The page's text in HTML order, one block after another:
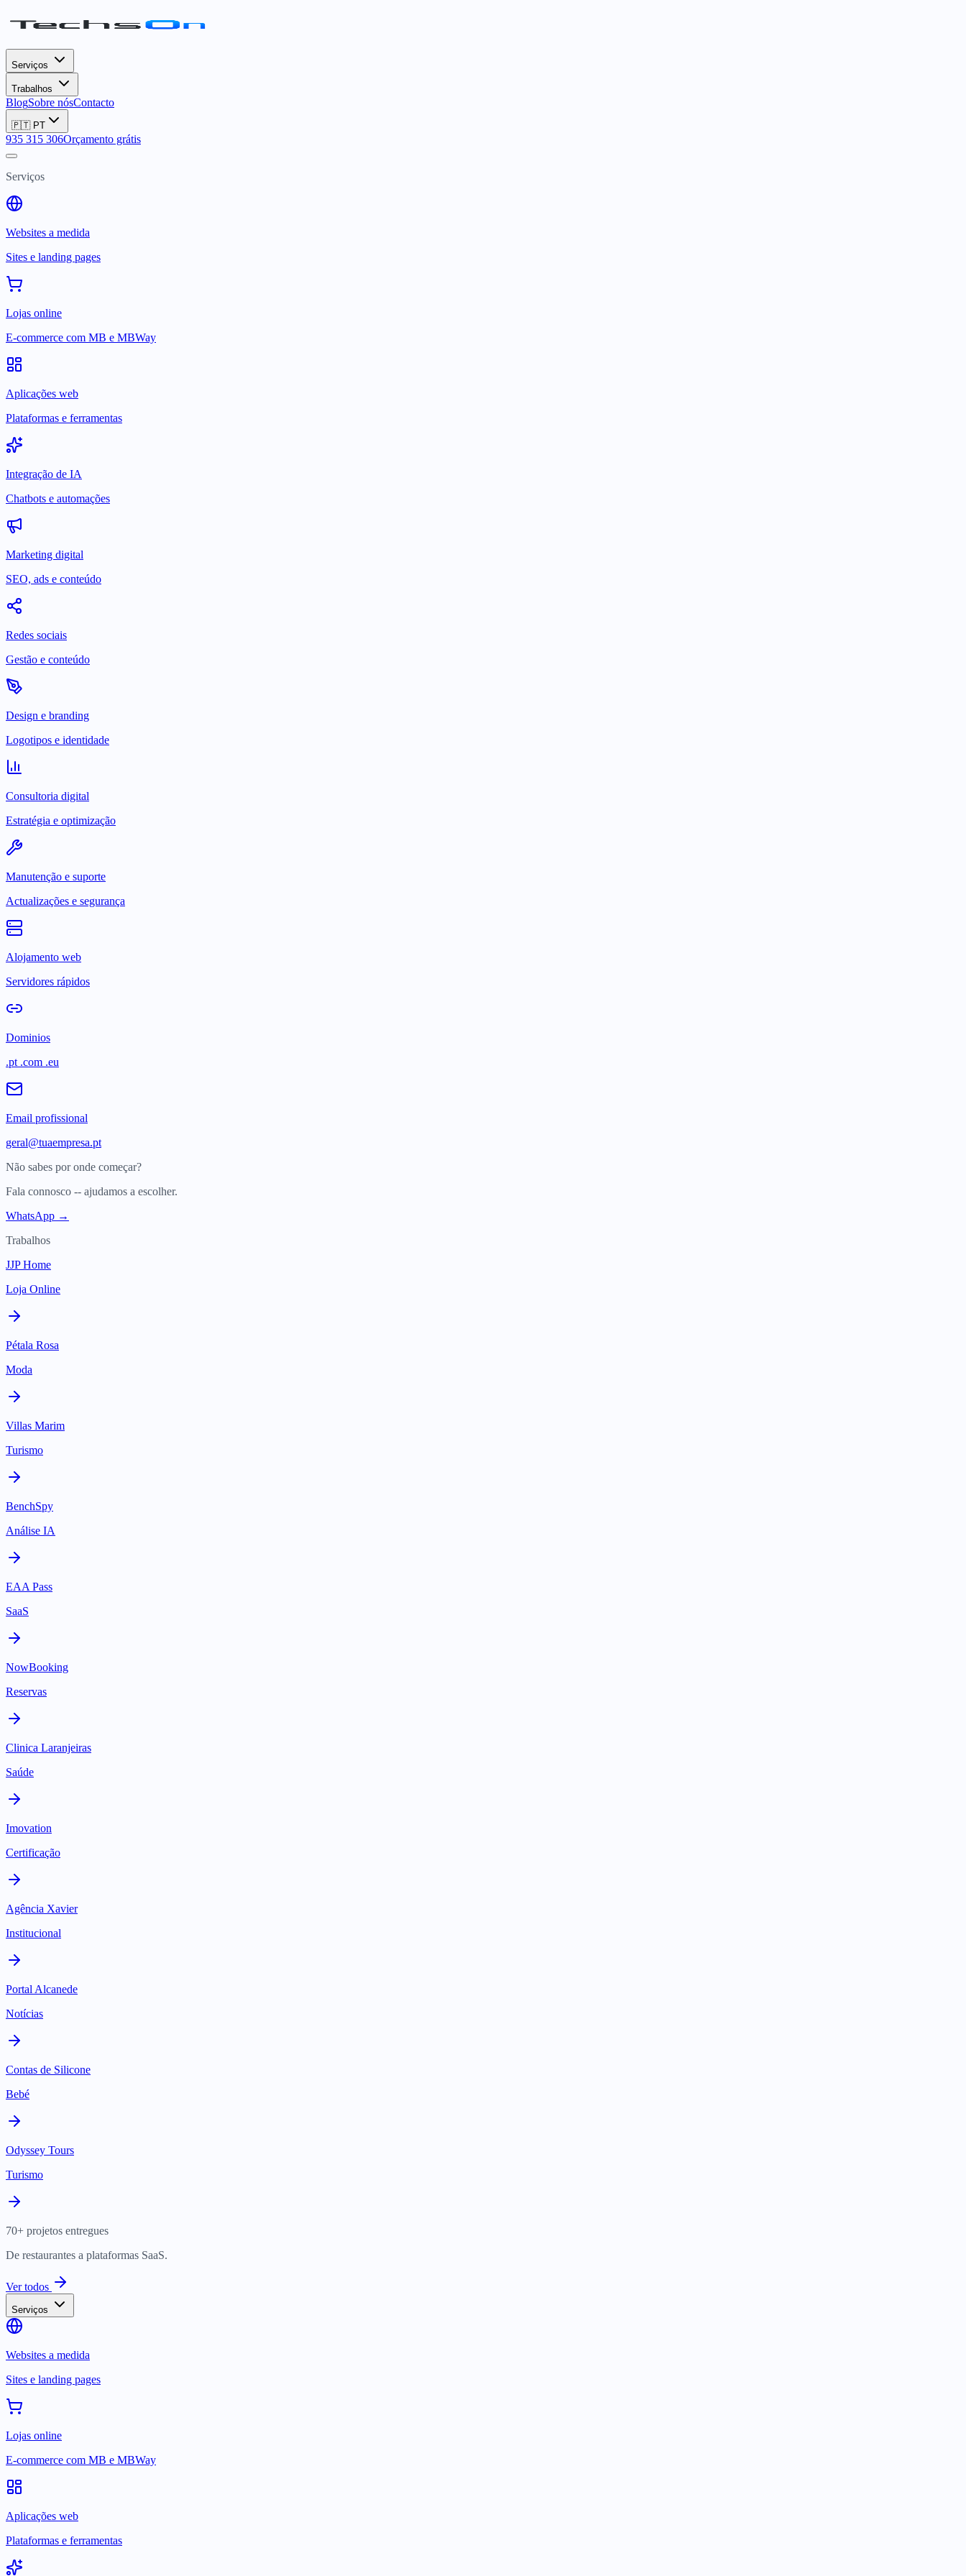
Serviços
Trabalhos
BlogSobre nósContacto
🇵🇹 PT
935 315 306Orçamento grátis
Serviços
Websites a medida
Sites e landing pages
Lojas online
E-commerce com MB e MBWay
Aplicações web
Plataformas e ferramentas
Integração de IA
Chatbots e automações
Marketing digital
SEO, ads e conteúdo
Redes sociais
Gestão e conteúdo
Design e branding
Logotipos e identidade
Consultoria digital
Estratégia e optimização
Manutenção e suporte
Actualizações e segurança
Alojamento web
Servidores rápidos
Dominios
.pt .com .eu
Email profissional
geral@tuaempresa.pt
Não sabes por onde começar?
Fala connosco -- ajudamos a escolher.
WhatsApp →
Trabalhos
JJP Home
Loja Online
Pétala Rosa
Moda
Villas Marim
Turismo
BenchSpy
Análise IA
EAA Pass
SaaS
NowBooking
Reservas
Clinica Laranjeiras
Saúde
Imovation
Certificação
Agência Xavier
Institucional
Portal Alcanede
Notícias
Contas de Silicone
Bebé
Odyssey Tours
Turismo
70+ projetos entregues
De restaurantes a plataformas SaaS.
Ver todos
Serviços
Websites a medida
Sites e landing pages
Lojas online
E-commerce com MB e MBWay
Aplicações web
Plataformas e ferramentas